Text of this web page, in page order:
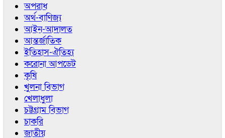
অপরাধ
অর্থ-বাণিজ্য
আইন-আদালত
আন্তর্জাতিক
ইতিহাস-ঐতিহ্য
করোনা আপডেট
কৃষি
খুলনা বিভাগ
খেলাধুলা
চট্টগ্রাম বিভাগ
চাকরি
জাতীয়